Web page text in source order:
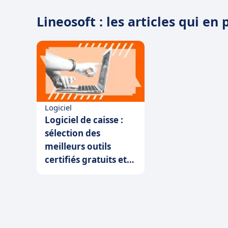
Lineosoft : les articles qui en
Logiciel
Logiciel de caisse :
sélection des
meilleurs outils
certifiés gratuits et